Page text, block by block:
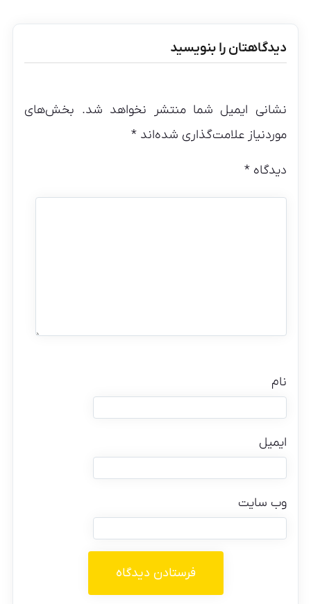
دیدگاهتان را بنویسید
نشانی ایمیل شما منتشر نخواهد شد. بخش‌های
موردنیاز علامت‌گذاری شده‌اند*
دیدگاه*
نام
ایمیل
وب‌ سایت